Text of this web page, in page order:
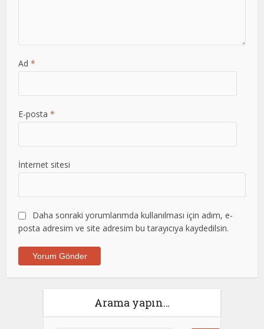
Ad*
E-posta*
İnternet sitesi
Daha sonraki yorumlarımda kullanılması için adım, e-
posta adresim ve site adresim bu tarayıcıya kaydedilsin.
Arama yapın…